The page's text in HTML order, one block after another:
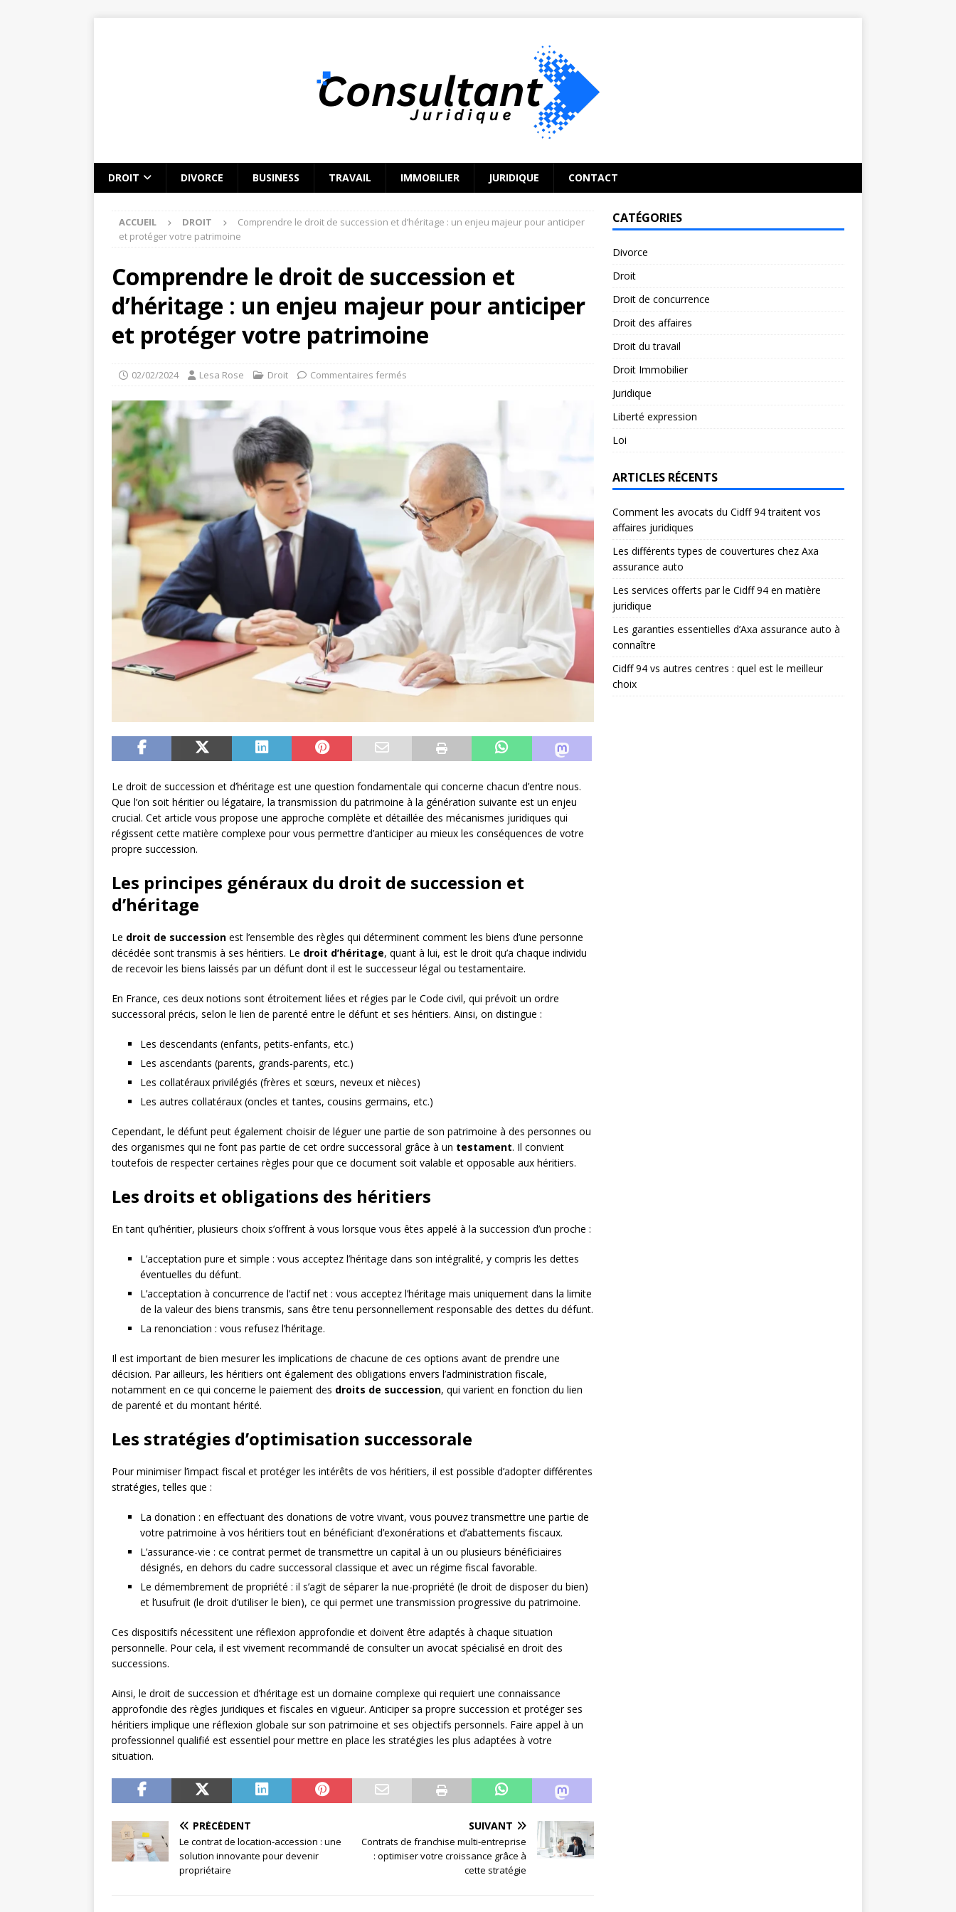
DROIT DIVORCE BUSINESS TRAVAIL IMMOBILIER JURIDIQUE CONTACT
ACCUEIL DROIT
Comprendre le droit de succession et d’héritage : un enjeu majeur pour anticiper
et protéger votre patrimoine
Comprendre le droit de succession et
d’héritage : un enjeu majeur pour anticiper
et protéger votre patrimoine
02/02/2024 Lesa Rose Droit Commentaires fermés
Le droit de succession et d’héritage est une question fondamentale qui concerne chacun d’entre nous.
Que l’on soit héritier ou légataire, la transmission du patrimoine à la génération suivante est un enjeu
crucial. Cet article vous propose une approche complète et détaillée des mécanismes juridiques qui
régissent cette matière complexe pour vous permettre d’anticiper au mieux les conséquences de votre
propre succession.
Les principes généraux du droit de succession et
d’héritage
Le droit de succession est l’ensemble des règles qui déterminent comment les biens d’une personne
décédée sont transmis à ses héritiers. Le droit d’héritage, quant à lui, est le droit qu’a chaque individu
de recevoir les biens laissés par un défunt dont il est le successeur légal ou testamentaire.
En France, ces deux notions sont étroitement liées et régies par le Code civil, qui prévoit un ordre
successoral précis, selon le lien de parenté entre le défunt et ses héritiers. Ainsi, on distingue :
Les descendants (enfants, petits-enfants, etc.)
Les ascendants (parents, grands-parents, etc.)
Les collatéraux privilégiés (frères et sœurs, neveux et nièces)
Les autres collatéraux (oncles et tantes, cousins germains, etc.)
Cependant, le défunt peut également choisir de léguer une partie de son patrimoine à des personnes ou
des organismes qui ne font pas partie de cet ordre successoral grâce à un testament. Il convient
toutefois de respecter certaines règles pour que ce document soit valable et opposable aux héritiers.
Les droits et obligations des héritiers
En tant qu’héritier, plusieurs choix s’offrent à vous lorsque vous êtes appelé à la succession d’un proche :
L’acceptation pure et simple : vous acceptez l’héritage dans son intégralité, y compris les dettes
éventuelles du défunt.
L’acceptation à concurrence de l’actif net : vous acceptez l’héritage mais uniquement dans la limite
de la valeur des biens transmis, sans être tenu personnellement responsable des dettes du défunt.
La renonciation : vous refusez l’héritage.
Il est important de bien mesurer les implications de chacune de ces options avant de prendre une
décision. Par ailleurs, les héritiers ont également des obligations envers l’administration fiscale,
notamment en ce qui concerne le paiement des droits de succession, qui varient en fonction du lien
de parenté et du montant hérité.
Les stratégies d’optimisation successorale
Pour minimiser l’impact fiscal et protéger les intérêts de vos héritiers, il est possible d’adopter différentes
stratégies, telles que :
La donation : en effectuant des donations de votre vivant, vous pouvez transmettre une partie de
votre patrimoine à vos héritiers tout en bénéficiant d’exonérations et d’abattements fiscaux.
L’assurance-vie : ce contrat permet de transmettre un capital à un ou plusieurs bénéficiaires
désignés, en dehors du cadre successoral classique et avec un régime fiscal favorable.
Le démembrement de propriété : il s’agit de séparer la nue-propriété (le droit de disposer du bien)
et l’usufruit (le droit d’utiliser le bien), ce qui permet une transmission progressive du patrimoine.
Ces dispositifs nécessitent une réflexion approfondie et doivent être adaptés à chaque situation
personnelle. Pour cela, il est vivement recommandé de consulter un avocat spécialisé en droit des
successions.
Ainsi, le droit de succession et d’héritage est un domaine complexe qui requiert une connaissance
approfondie des règles juridiques et fiscales en vigueur. Anticiper sa propre succession et protéger ses
héritiers implique une réflexion globale sur son patrimoine et ses objectifs personnels. Faire appel à un
professionnel qualifié est essentiel pour mettre en place les stratégies les plus adaptées à votre
situation.
PRÉCÉDENT
Le contrat de location-accession : une
solution innovante pour devenir
propriétaire
SUIVANT
Contrats de franchise multi-entreprise
: optimiser votre croissance grâce à
cette stratégie
CATÉGORIES
Divorce
Droit
Droit de concurrence
Droit des affaires
Droit du travail
Droit Immobilier
Juridique
Liberté expression
Loi
ARTICLES RÉCENTS
Comment les avocats du Cidff 94 traitent vos
affaires juridiques
Les différents types de couvertures chez Axa
assurance auto
Les services offerts par le Cidff 94 en matière
juridique
Les garanties essentielles d’Axa assurance auto à
connaître
Cidff 94 vs autres centres : quel est le meilleur
choix